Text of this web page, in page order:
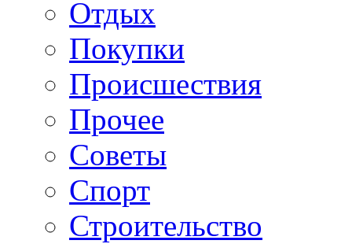
Отдых
Покупки
Происшествия
Прочее
Советы
Спорт
Строительство